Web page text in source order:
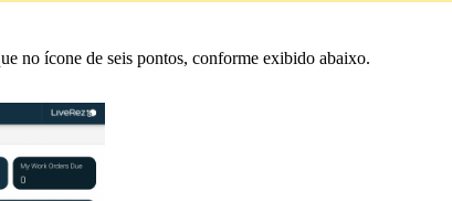
no ícone de seis pontos, conforme exibido abaixo.